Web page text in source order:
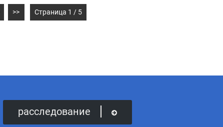
>> Страница 1 / 5
расследование